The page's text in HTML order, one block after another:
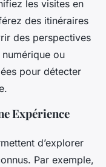
les visites en
des itinéraires
des perspectives
ou
pour détecter
Expérience
d’explorer
Par exemple,